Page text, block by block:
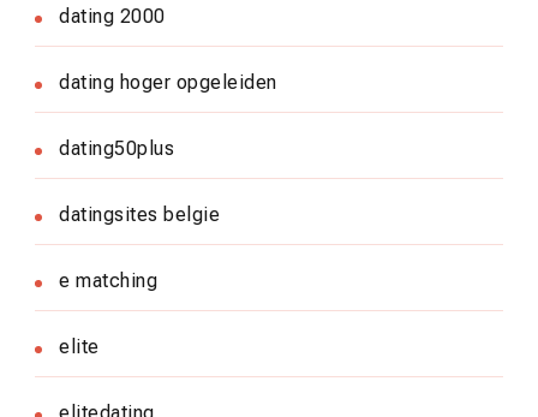
dating 2000
dating hoger opgeleiden
dating50plus
datingsites belgie
e matching
elite